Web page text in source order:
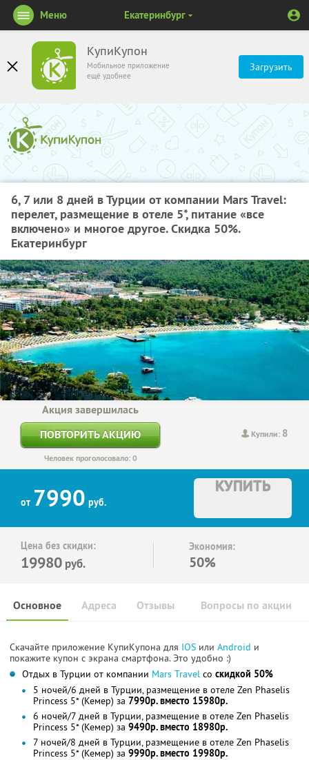
КупиКупон
Мобильное приложение
ещё удобнее
Загрузить
Меню Екатеринбург
6, 7 или 8 дней в Турции от компании Mars Travel:
перелет, размещение в отеле 5*, питание «все
включено» и многое другое. Скидка 50%.
Екатеринбург
Купили: 8
Акция завершилась
ПОВТОРИТЬ АКЦИЮ
Человек проголосовало: 0
от 7990 руб.
КУПИТЬ
Цена без скидки:
19980 руб.
Экономия:
50%
Основное Отзывы Вопросы по акции
Адреса
Скачайте приложение КупиКупона для IOS или Android и
покажите купон с экрана смартфона. Это удобно :)
Отдых в Турции от компании Mars Travel со скидкой 50%
5 ночей/6 дней в Турции, размещение в отеле Zen Phaselis
Princess 5* (Кемер) за 7990р. вместо 15980р.
6 ночей/7 дней в Турции, размещение в отеле Zen Phaselis
Princess 5* (Кемер) за 9490р. вместо 18980р.
7 ночей/8 дней в Турции, размещение в отеле Zen Phaselis
Princess 5* (Кемер) за 9990р. вместо 19980р.